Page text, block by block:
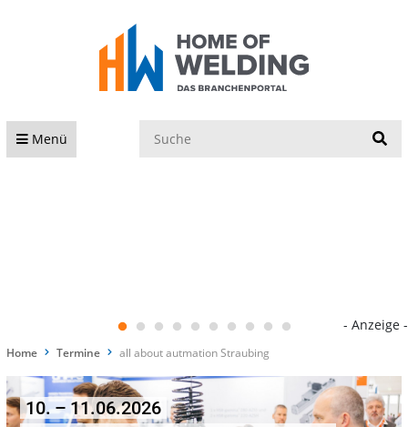
Menü
- Anzeige -
Home Termine all about autmation Straubing
10. – 11.06.2026